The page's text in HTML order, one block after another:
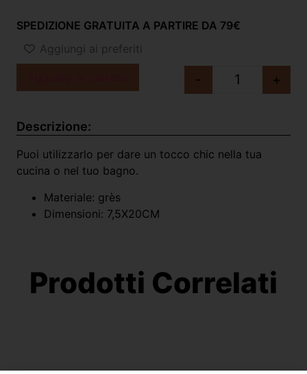
SPEDIZIONE GRATUITA A PARTIRE DA 79€
Aggiungi ai preferiti
- +
Descrizione:
Puoi utilizzarlo per dare un tocco chic nella tua
cucina o nel tuo bagno.
Materiale: grès
Dimensioni: 7,5X20CM
Prodotti Correlati